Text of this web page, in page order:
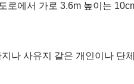
로에서 가로 3.6m 높이는
나 사유지 같은 개인이나 단